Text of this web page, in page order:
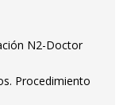
N2-Doctor
Procedimiento